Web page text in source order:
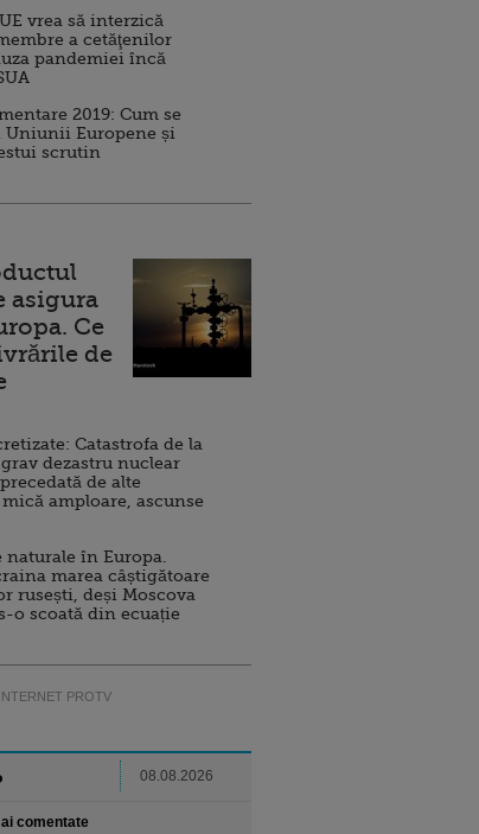
vrea să interzică
a cetăţenilor
pandemiei încă
2019: Cum se
Europene și
scrutin
asigura
Ce
de
Catastrofa de la
dezastru nuclear
de alte
amploare, ascunse
în Europa.
marea câștigătoare
rusești, deși Moscova
o scoată din ecuație
PROTV
08.08.2026
comentate